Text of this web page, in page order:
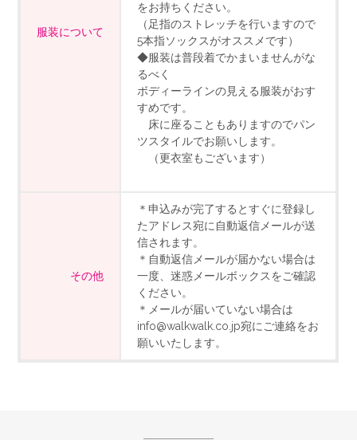
服装について
をお持ちください。
（足指のストレッチを行いますので
5本指ソックスがオススメです）
◆服装は普段着でかまいませんがな
るべく
ボディーラインの見える服装がおす
すめです。
床に座ることもありますのでパン
ツスタイルでお願いします。
（更衣室もございます）
その他
＊申込みが完了するとすぐに登録し
たアドレス宛に自動返信メールが送
信されます。
＊自動返信メールが届かない場合は
一度、迷惑メールボックスをご確認
ください。
＊メールが届いていない場合は
info@walkwalk.co.jp宛にご連絡をお
願いいたします。